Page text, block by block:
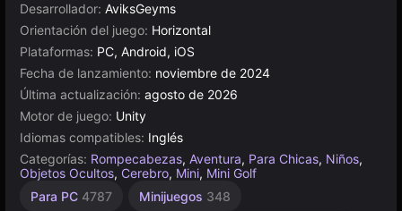
Desarrollador: AviksGeyms
Orientación del juego: Horizontal
Plataformas: PC, Android, iOS
Fecha de lanzamiento: noviembre de 2024
Última actualización: agosto de 2026
Motor de juego: Unity
Idiomas compatibles: Inglés
Categorías: Rompecabezas, Aventura, Para Chicas, Niños,
Objetos Ocultos, Cerebro, Mini, Mini Golf
Para PC 4787 Minijuegos 348
Buscar y
Mentales
Agilidad
Escritorio
De 1
Buscar
Browser
Unity